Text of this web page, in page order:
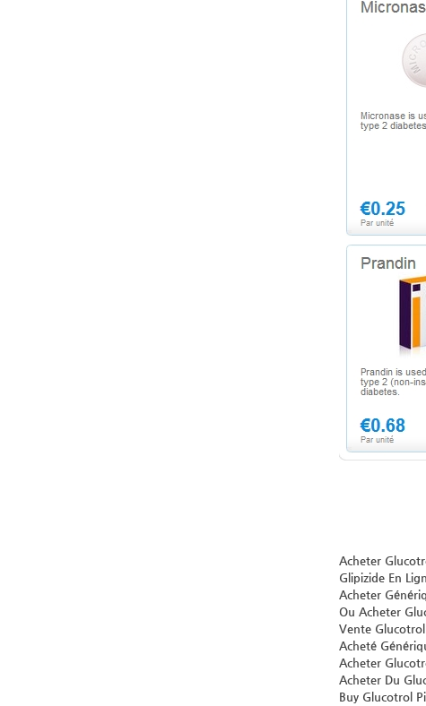
Acheter
Glipizide En
Acheter
Ou Acheter
Vente Glucotrol
Acheté
Acheter
Acheter Du
Buy Glucotrol